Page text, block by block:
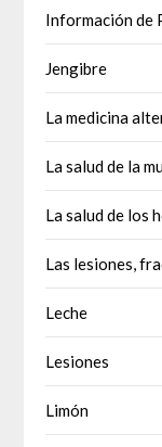
Información de
Jengibre
La medicina
La salud de la
La salud de los
Las lesiones,
Leche
Lesiones
Limón